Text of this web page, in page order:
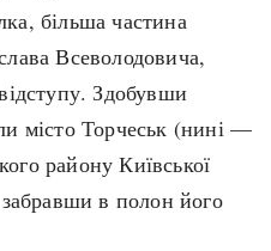
більша частина
Всеволодовича,
Здобувши
місто Торчеськ (нині —
району Київської
в полон його